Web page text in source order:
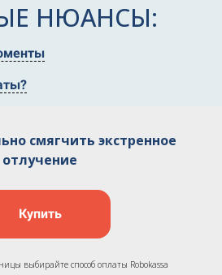
НЮАНСЫ:
смягчить экстренное
отлучение
Купить
выбирайте способ оплаты Robokassa